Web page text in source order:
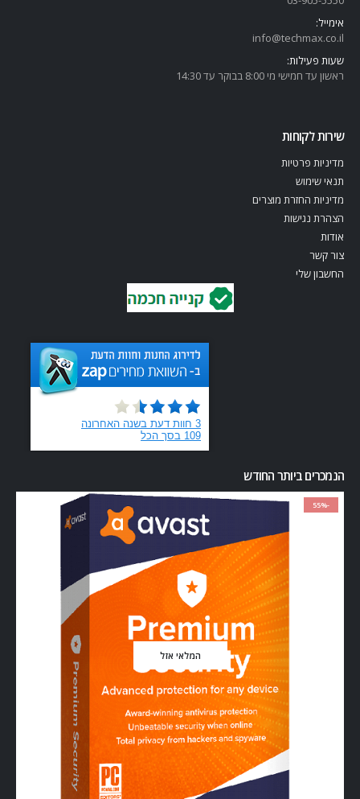
אימייל:
info@techmax.co.il
שעות פעילות:
ראשון עד חמישי מי 8:00 בבוקר עד 14:30
שירות לקוחות
מדיניות פרטיות
תנאי שימוש
מדיניות החזרת מוצרים
הצהרת נגישות
אודות
צור קשר
החשבון שלי
הנמכרים ביותר החודש
-55%
המלאי אזל